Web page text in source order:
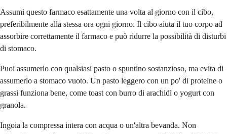
Assumi questo farmaco esattamente una volta al giorno con il cibo,
preferibilmente alla stessa ora ogni giorno. Il cibo aiuta il tuo corpo ad
assorbire correttamente il farmaco e può ridurre la possibilità di disturbi
di stomaco.
Puoi assumerlo con qualsiasi pasto o spuntino sostanzioso, ma evita di
assumerlo a stomaco vuoto. Un pasto leggero con un po' di proteine o
grassi funziona bene, come toast con burro di arachidi o yogurt con
granola.
Ingoia la compressa intera con acqua o un'altra bevanda. Non